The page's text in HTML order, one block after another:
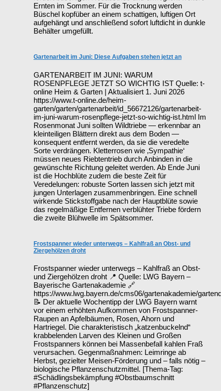
Ernten im Sommer. Für die Trocknung werden
Büschel kopfüber an einem schattigen, luftigen Ort
aufgehängt und anschließend sofort luftdicht in dunkle
Behälter umgefüllt.
Gartenarbeit im Juni: Diese Aufgaben stehen jetzt an
GARTENARBEIT IM JUNI: WARUM
ROSENPFLEGE JETZT SO WICHTIG IST Quelle: t-
online Heim & Garten | Aktualisiert 1. Juni 2026
https://www.t-online.de/heim-
garten/garten/gartenarbeit/id_56672126/gartenarbeit-
im-juni-warum-rosenpflege-jetzt-so-wichtig-ist.html Im
Rosenmonat Juni sollten Wildtriebe — erkennbar an
kleinteiligen Blättern direkt aus dem Boden —
konsequent entfernt werden, da sie die veredelte
Sorte verdrängen. Kletterrosen wie ‚Sympathie‘
müssen neues Riebtentrieb durch Anbinden in die
gewünschte Richtung geleitet werden. Ab Ende Juni
ist die Hochblüte zudem die beste Zeit für
Veredelungen: robuste Sorten lassen sich jetzt mit
jungen Unterlagen zusammenbringen. Eine schnell
wirkende Stickstoffgabe nach der Hauptblüte sowie
das regelmäßige Entfernen verblühter Triebe fördern
die zweite Blühwelle im Spätsommer.
Frostspanner wieder unterwegs – Kahlfraß an Obst- und
Ziergehölzen droht
Frostspanner wieder unterwegs – Kahlfraß an Obst-
und Ziergehölzen droht 📍 Quelle: LWG Bayern –
Bayerische Gartenakademie 🔗
https://www.lwg.bayern.de/cms06/gartenakademie/
📝 Der aktuelle Wochentipp der LWG Bayern warnt
vor einem erhöhten Aufkommen von Frostspanner-
Raupen an Apfelbäumen, Rosen, Ahorn und
Hartriegel. Die charakteristisch „katzenbuckelnd“
krabbelenden Larven des Kleinen und Großen
Frostspanners können bei Massenbefall kahlen Fraß
verursachen. Gegenmaßnahmen: Leimringe ab
Herbst, gezielter Meisen-Förderung und – falls nötig –
biologische Pflanzenschutzmittel. [Thema-Tag:
#Schädlingsbekämpfung #Obstbaumschnitt
#Pflanzenschutz]